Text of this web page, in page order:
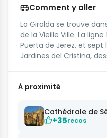
Comment y aller
La Giralda se trouve
de la Vieille Ville. La
Puerta de Jerez, et sept
Jardines del Cristina,
À proximité
Cathédrale de
+35recos